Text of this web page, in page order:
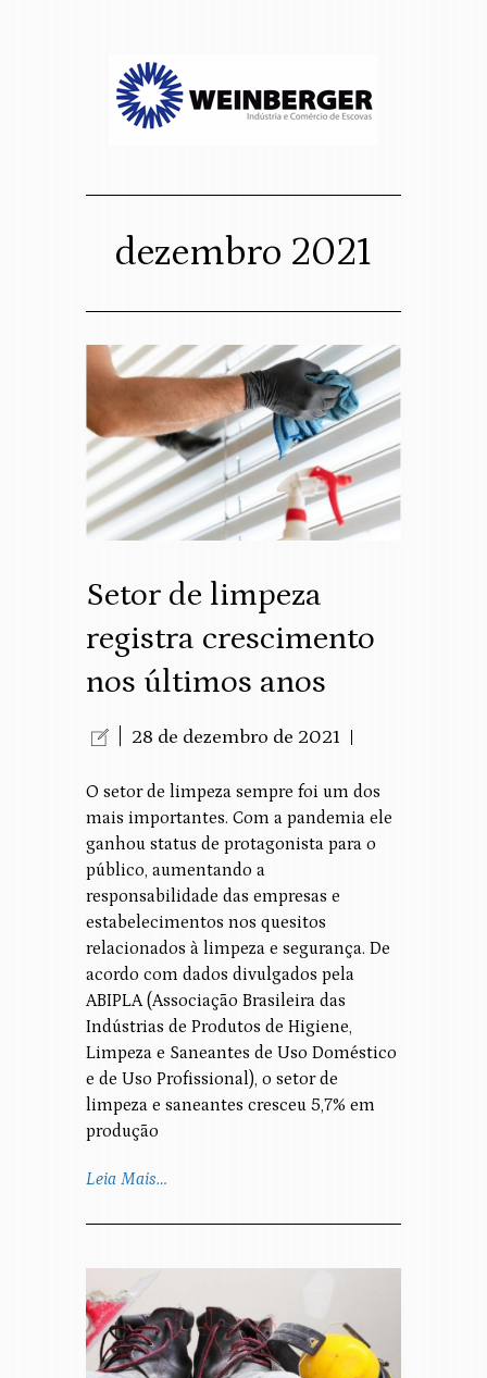
dezembro 2021
Setor de limpeza
registra crescimento
nos últimos anos
28 de dezembro de 2021
O setor de limpeza sempre foi um dos
mais importantes. Com a pandemia ele
ganhou status de protagonista para o
público, aumentando a
responsabilidade das empresas e
estabelecimentos nos quesitos
relacionados à limpeza e segurança. De
acordo com dados divulgados pela
ABIPLA (Associação Brasileira das
Indústrias de Produtos de Higiene,
Limpeza e Saneantes de Uso Doméstico
e de Uso Profissional), o setor de
limpeza e saneantes cresceu 5,7% em
produção
Leia Mais…